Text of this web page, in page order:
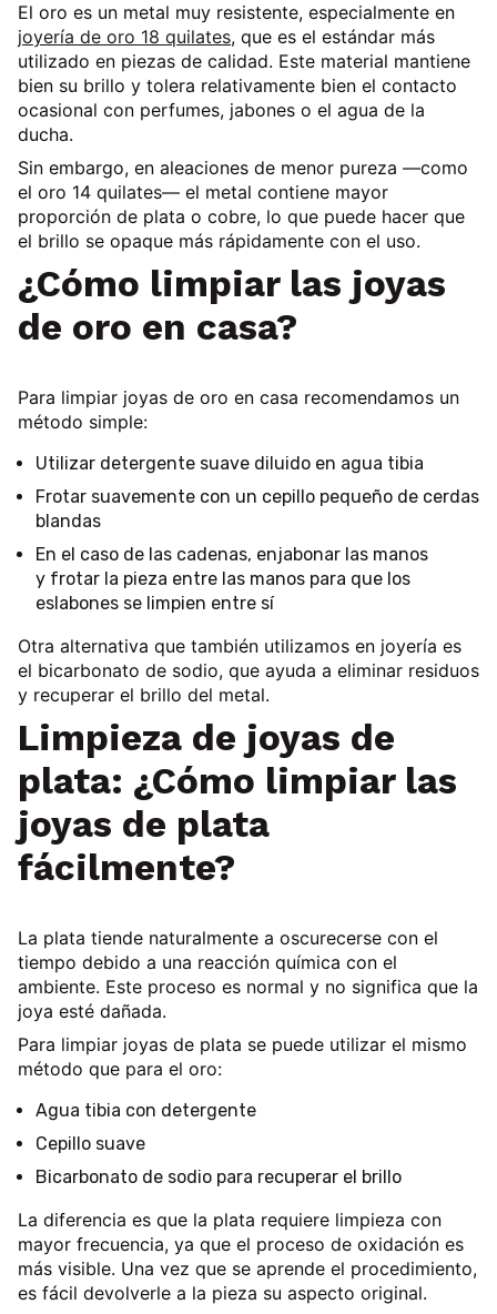
El oro es un metal muy resistente, especialmente en
joyería de oro 18 quilates, que es el estándar más
utilizado en piezas de calidad. Este material mantiene
bien su brillo y tolera relativamente bien el contacto
ocasional con perfumes, jabones o el agua de la
ducha.
Sin embargo, en aleaciones de menor pureza —como
el oro 14 quilates— el metal contiene mayor
proporción de plata o cobre, lo que puede hacer que
el brillo se opaque más rápidamente con el uso.
¿Cómo limpiar las joyas
de oro en casa?
Para limpiar joyas de oro en casa recomendamos un
método simple:
Utilizar detergente suave diluido en agua tibia
Frotar suavemente con un cepillo pequeño de cerdas
blandas
En el caso de las cadenas, enjabonar las manos
y frotar la pieza entre las manos para que los
eslabones se limpien entre sí
Otra alternativa que también utilizamos en joyería es
el bicarbonato de sodio, que ayuda a eliminar residuos
y recuperar el brillo del metal.
Limpieza de joyas de
plata: ¿Cómo limpiar las
joyas de plata
fácilmente?
La plata tiende naturalmente a oscurecerse con el
tiempo debido a una reacción química con el
ambiente. Este proceso es normal y no significa que la
joya esté dañada.
Para limpiar joyas de plata se puede utilizar el mismo
método que para el oro:
Agua tibia con detergente
Cepillo suave
Bicarbonato de sodio para recuperar el brillo
La diferencia es que la plata requiere limpieza con
mayor frecuencia, ya que el proceso de oxidación es
más visible. Una vez que se aprende el procedimiento,
es fácil devolverle a la pieza su aspecto original.